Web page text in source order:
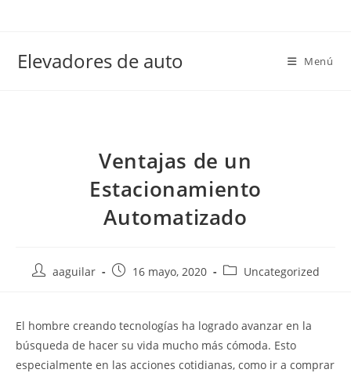
Elevadores de auto Menú
Ventajas de un
Estacionamiento
Automatizado
aaguilar 16 mayo, 2020 Uncategorized
El hombre creando tecnologías ha logrado avanzar en la
búsqueda de hacer su vida mucho más cómoda. Esto
especialmente en las acciones cotidianas, como ir a comprar